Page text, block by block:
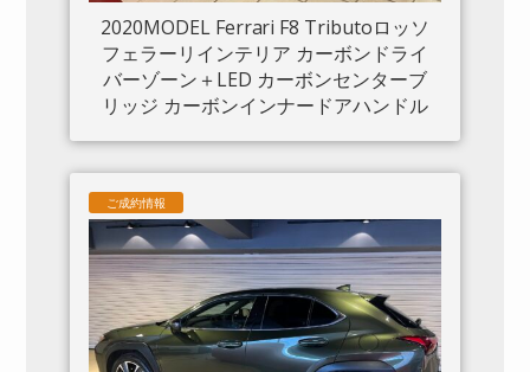
2020MODEL Ferrari F8 Tributoロッソ
フェラーリインテリア カーボンドライ
バーゾーン＋LED カーボンセンターブ
リッジ カーボンインナードアハンドル
ーディスプレイ アダプティブヘッドラ
イトシステム 入庫しました。
ご成約情報